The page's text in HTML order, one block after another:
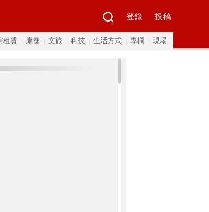
登錄 投稿
租賃 康養 文旅 科技 生活方式 專欄 現場